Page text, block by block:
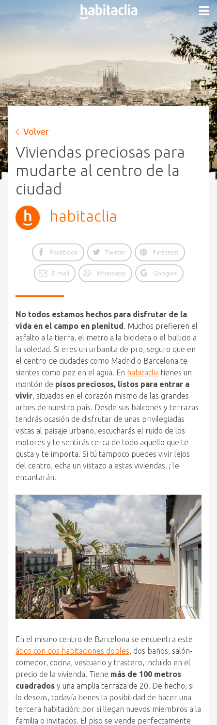
Volver
Viviendas preciosas para
mudarte al centro de la
ciudad
habitaclia
Facebook Twitter Pinterest
E-mail Whatsapp Google+
No todos estamos hechos para disfrutar de la
vida en el campo en plenitud. Muchos prefieren el
asfalto a la tierra, el metro a la bicicleta o el bullicio a
la soledad. Si eres un urbanita de pro, seguro que en
el centro de ciudades como Madrid o Barcelona te
sientes como pez en el agua. En habitaclia tienes un
montón de pisos preciosos, listos para entrar a
vivir, situados en el corazón mismo de las grandes
urbes de nuestro país. Desde sus balcones y terrazas
tendrás ocasión de disfrutar de unas privilegiadas
vistas al paisaje urbano, escucharás el ruido de los
motores y te sentirás cerca de todo aquello que te
gusta y te importa. Si tú tampoco puedes vivir lejos
del centro, echa un vistazo a estas viviendas. ¡Te
encantarán!
En el mismo centro de Barcelona se encuentra este
ático con dos habitaciones dobles, dos baños, salón-
comedor, cocina, vestuario y trastero, incluido en el
precio de la vivienda. Tiene más de 100 metros
cuadrados y una amplia terraza de 20. De hecho, si
lo deseas, todavía tienes la posibilidad de hacer una
tercera habitación: por si llegan nuevos miembros a la
familia o invitados. El piso se vende perfectamente